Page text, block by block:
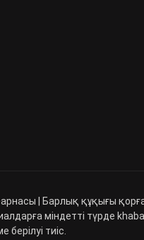
| Барлық құқығы
міндетті түрде
берілуі тиіс.